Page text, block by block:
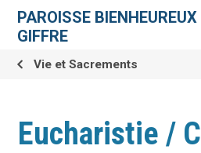
contenu.
navigation
personnelsPAROISSE
GIFFRE
Vie et Sacrements
Eucharistie /